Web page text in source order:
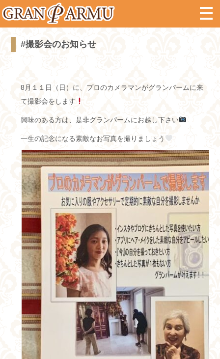
#撮影会のお知らせ
8月１１日（日）に、プロのカメラマンがグランパームに来
て撮影会をします
興味のある方は、是非グランパームにお越し下さい
一生の記念になる素敵なお写真を撮りましょう